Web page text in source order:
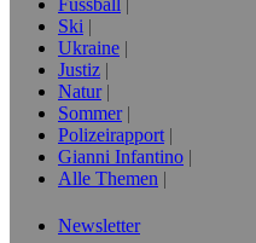
Fussball
Ski
Ukraine
Justiz
Natur
Sommer
Polizeirapport
Gianni Infantino
Alle Themen
Newsletter